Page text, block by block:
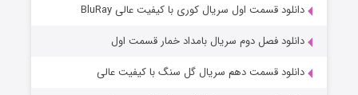
قسمت۲ (زیرنویس) منتشر شد
دانلود قسمت اول سریال کوری با کیفیت عالی BluRay
دانلود فصل دوم سریال بامداد خمار قسمت اول
دانلود قسمت دهم سریال گل سنگ با کیفیت عالی